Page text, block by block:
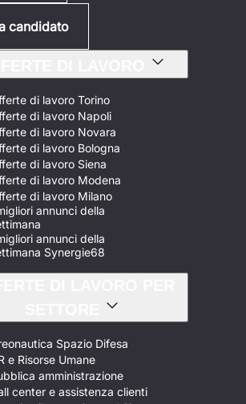
candidato
di lavoro Torino
di lavoro Napoli
di lavoro Novara
di lavoro Bologna
di lavoro Siena
di lavoro Modena
di lavoro Milano
annunci della
annunci della
Synergie68
Spazio Difesa
e Risorse Umane
amministrazione
center e assistenza clienti